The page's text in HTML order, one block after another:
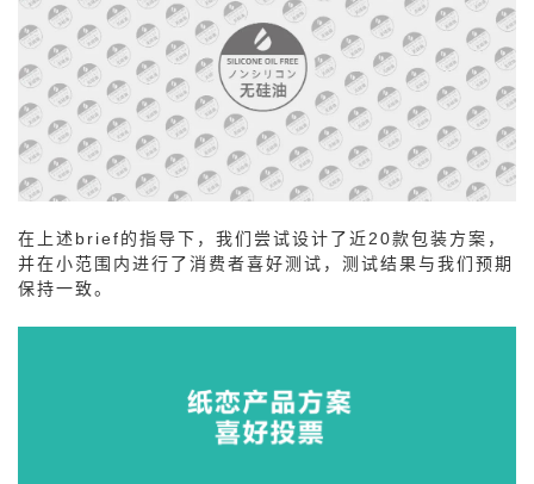
在上述brief的指导下，我们尝试设计了近20款包装方案，
并在小范围内进行了消费者喜好测试，测试结果与我们预期
保持一致。